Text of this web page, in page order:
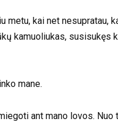
metu, kai net
kamuoliukas, susisukęs
mane.
ant mano lovos.